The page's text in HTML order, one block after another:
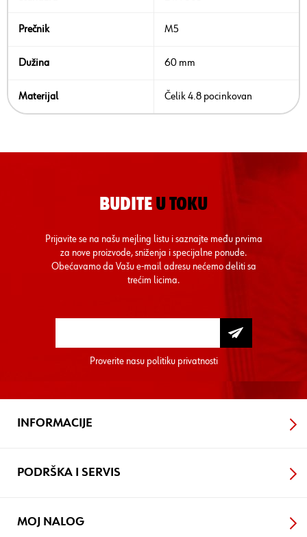
Prečnik M5
Dužina 60 mm
Materijal Čelik 4.8 pocinkovan
BUDITE U TOKU
Prijavite se na našu mejling listu i saznajte među prvima
za nove proizvode, sniženja i specijalne ponude.
Obećavamo da Vašu e-mail adresu nećemo deliti sa
trećim licima.
Proverite nasu politiku privatnosti
INFORMACIJE
PODRŠKA I SERVIS
MOJ NALOG